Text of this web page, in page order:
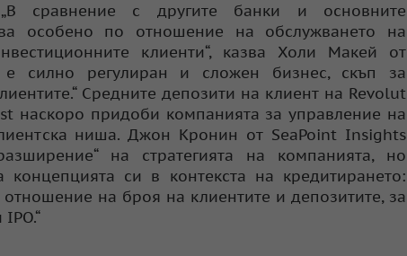
„В сравнение с другите банки и основните
особено по отношение на обслужването на
клиенти“, казва Холи Макей от
е силно регулиран и сложен бизнес, скъп за
Средните депозити на клиент на Revolut
наскоро придоби компанията за управление на
ниша. Джон Кронин от SeaPoint Insights
на стратегията на компанията, но
си в контекста на кредитирането:
на броя на клиентите и депозитите, за